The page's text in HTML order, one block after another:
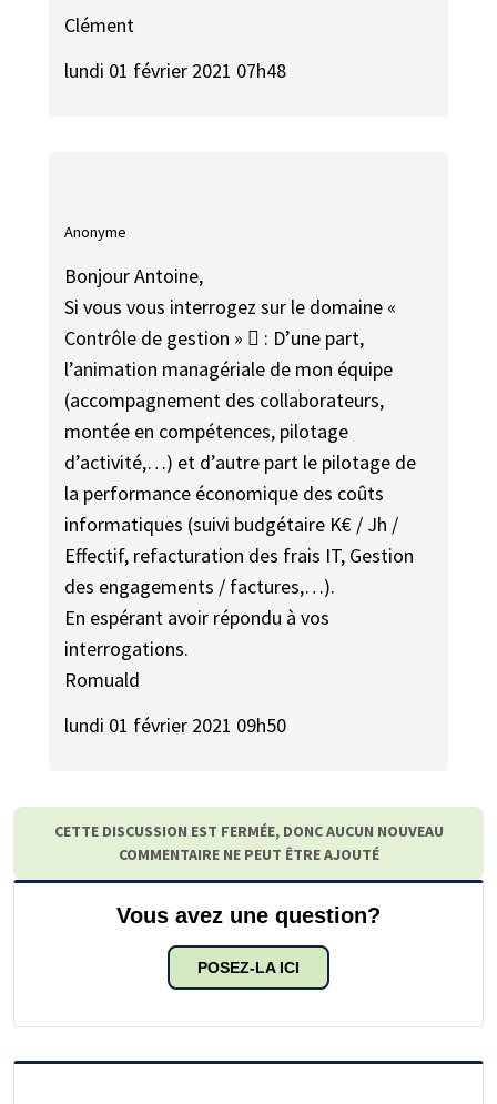
Clément
lundi 01 février 2021 07h48
Anonyme
Bonjour Antoine,
Si vous vous interrogez sur le domaine «
Contrôle de gestion »  : D’une part,
l’animation managériale de mon équipe
(accompagnement des collaborateurs,
montée en compétences, pilotage
d’activité,…) et d’autre part le pilotage de
la performance économique des coûts
informatiques (suivi budgétaire K€ / Jh /
Effectif, refacturation des frais IT, Gestion
des engagements / factures,…).
En espérant avoir répondu à vos
interrogations.
Romuald
lundi 01 février 2021 09h50
CETTE DISCUSSION EST FERMÉE, DONC AUCUN NOUVEAU
COMMENTAIRE NE PEUT ÊTRE AJOUTÉ
Vous avez une question?
POSEZ-LA ICI